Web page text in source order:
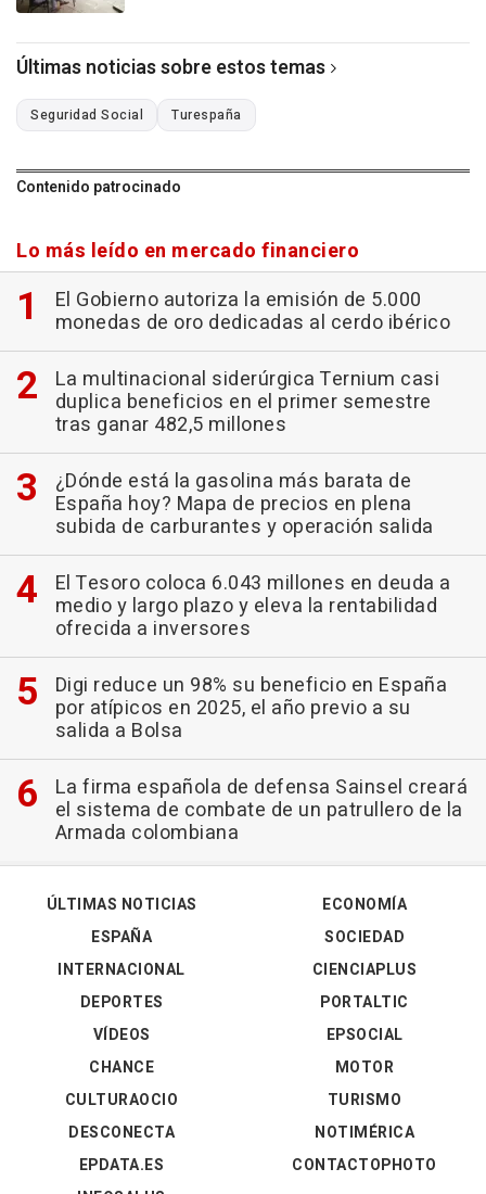
Últimas noticias sobre estos temas
Seguridad Social Turespaña
Contenido patrocinado
Lo más leído en mercado financiero
El Gobierno autoriza la emisión de 5.000
monedas de oro dedicadas al cerdo ibérico
La multinacional siderúrgica Ternium casi
duplica beneficios en el primer semestre
tras ganar 482,5 millones
¿Dónde está la gasolina más barata de
España hoy? Mapa de precios en plena
subida de carburantes y operación salida
El Tesoro coloca 6.043 millones en deuda a
medio y largo plazo y eleva la rentabilidad
ofrecida a inversores
Digi reduce un 98% su beneficio en España
por atípicos en 2025, el año previo a su
salida a Bolsa
La firma española de defensa Sainsel creará
el sistema de combate de un patrullero de la
Armada colombiana
ÚLTIMAS NOTICIAS
ESPAÑA
INTERNACIONAL
DEPORTES
VÍDEOS
ECONOMÍA
SOCIEDAD
CIENCIAPLUS
PORTALTIC
EPSOCIAL
CHANCE
CULTURAOCIO
DESCONECTA
EPDATA.ES
MOTOR
TURISMO
NOTIMÉRICA
CONTACTOPHOTO